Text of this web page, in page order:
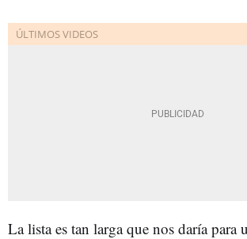
La lista es tan larga que nos daría para